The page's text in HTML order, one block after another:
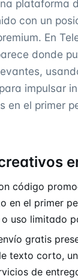
plataforma
con un
En
donde
impulsar
en el primer
código
en el primer
uso limitado
gratis
texto corto,
de